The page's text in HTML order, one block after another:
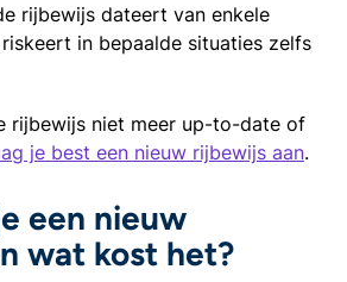
rijbewijs dateert van enkele
in bepaalde situaties zelfs
rijbewijs niet meer up-to-date of
je best een nieuw rijbewijs aan.
een nieuw
wat kost het?